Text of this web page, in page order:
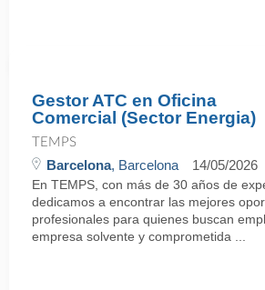
Gestor ATC en Oficina
Comercial (Sector Energia)
TEMPS
Barcelona, Barcelona 14/05/2026
En TEMPS, con más de 30 años de
dedicamos a encontrar las mejores
profesionales para quienes buscan
empresa solvente y comprometida ...